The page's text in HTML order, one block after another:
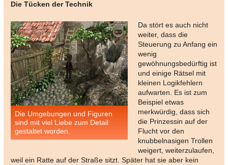
Die Tücken der Technik
Die Umgebungen und Figuren
sind mit viel Liebe zum Detail
gestaltet worden.
Da stört es auch nicht
weiter, dass die
Steuerung zu Anfang ein
wenig
gewöhnungsbedürftig ist
und einige Rätsel mit
kleinen Logikfehlern
aufwarten. Es ist zum
Beispiel etwas
merkwürdig, dass sich
die Prinzessin auf der
Flucht vor den
knubbelnasigen Trollen
weigert, weiterzulaufen,
weil ein Ratte auf der Straße sitzt. Später hat sie aber kein